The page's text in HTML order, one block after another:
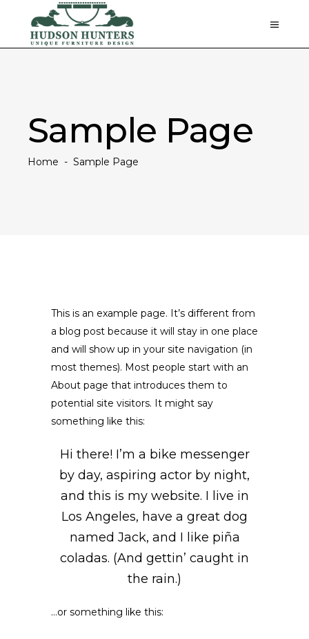
Sample Page
Home - Sample Page
This is an example page. It’s different from
a blog post because it will stay in one place
and will show up in your site navigation (in
most themes). Most people start with an
About page that introduces them to
potential site visitors. It might say
something like this:
Hi there! I’m a bike messenger
by day, aspiring actor by night,
and this is my website. I live in
Los Angeles, have a great dog
named Jack, and I like piña
coladas. (And gettin’ caught in
the rain.)
…or something like this: